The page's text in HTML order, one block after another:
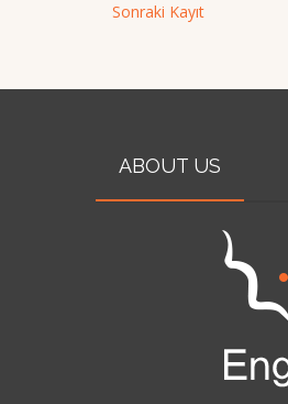
Sonraki Kayıt
ABOUT US